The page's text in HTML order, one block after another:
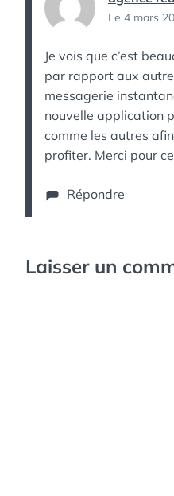
Le 4 mars
Je vois que c’est
par rapport aux
messagerie
nouvelle application
comme les autres
profiter. Merci pour
Répondre
Laisser un